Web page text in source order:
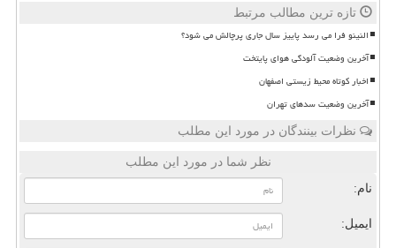
تازه ترین مطالب مرتبط
النینو فرا می رسد پاییز سال جاری پرچالش می شود؟
آخرین وضعیت آلودگی هوای پایتخت
اخبار کوتاه محیط زیستی اصفهان
آخرین وضعیت سدهای تهران
نظرات بینندگان در مورد این مطلب
نظر شما در مورد این مطلب
نام:
ایمیل: